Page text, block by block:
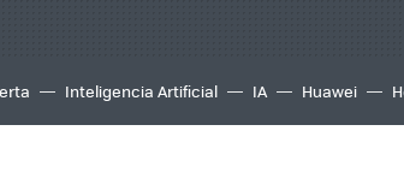
Inteligencia Artificial IA Huawei